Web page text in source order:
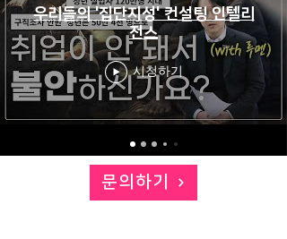
우리들의 '집단지성' 컨설팅 인텔리
전스
시청하기
문의하기